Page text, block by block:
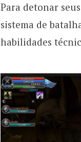
Para detonar
sistema de
habilidades